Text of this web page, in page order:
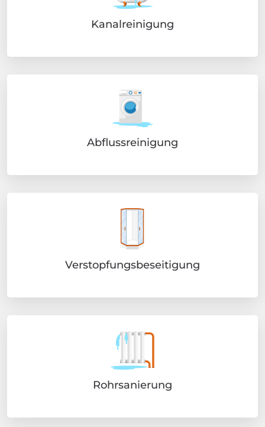
Kanalreinigung
Abflussreinigung
Verstopfungsbeseitigung
Rohrsanierung